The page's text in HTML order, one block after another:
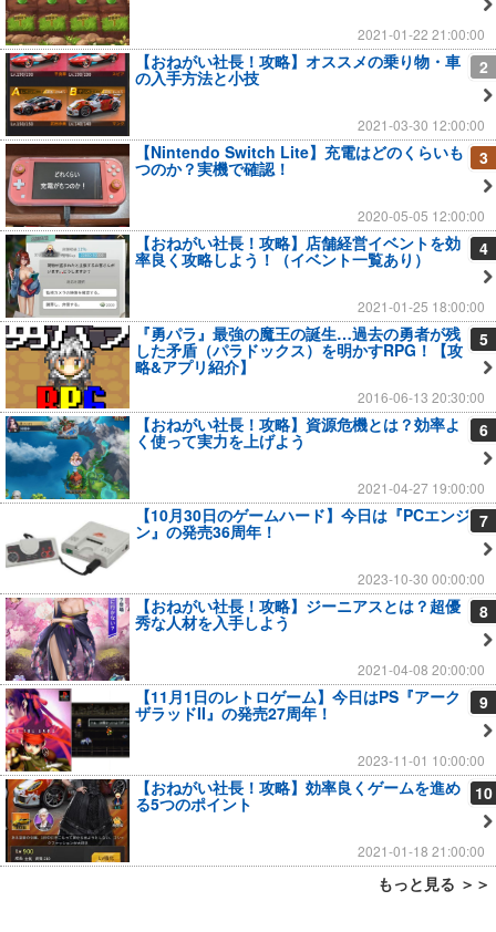
2021-01-22 21:00:00
2
【おねがい社長！攻略】オススメの乗り物・車
の入手方法と小技
2021-03-30 12:00:00
3
【Nintendo Switch Lite】充電はどのくらいも
つのか？実機で確認！
2020-05-05 12:00:00
4
【おねがい社長！攻略】店舗経営イベントを効
率良く攻略しよう！（イベント一覧あり）
2021-01-25 18:00:00
5
『勇パラ』最強の魔王の誕生…過去の勇者が残
した矛盾（パラドックス）を明かすRPG！【攻
略&アプリ紹介】
2016-06-13 20:30:00
6
【おねがい社長！攻略】資源危機とは？効率よ
く使って実力を上げよう
2021-04-27 19:00:00
7
【10月30日のゲームハード】今日は『PCエンジ
ン』の発売36周年！
2023-10-30 00:00:00
8
【おねがい社長！攻略】ジーニアスとは？超優
秀な人材を入手しよう
2021-04-08 20:00:00
9
【11月1日のレトロゲーム】今日はPS『アーク
ザラッドII』の発売27周年！
2023-11-01 10:00:00
10
【おねがい社長！攻略】効率良くゲームを進め
る5つのポイント
2021-01-18 21:00:00
もっと見る ＞＞